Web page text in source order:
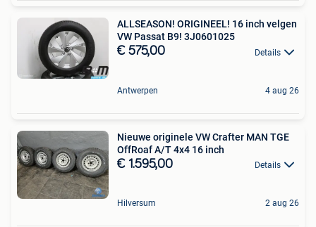
ALLSEASON! ORIGINEEL! 16 inch velgen
VW Passat B9! 3J0601025
€ 575,00 Details
Antwerpen 4 aug 26
Nieuwe originele VW Crafter MAN TGE
OffRoaf A/T 4x4 16 inch
€ 1.595,00 Details
Hilversum 2 aug 26